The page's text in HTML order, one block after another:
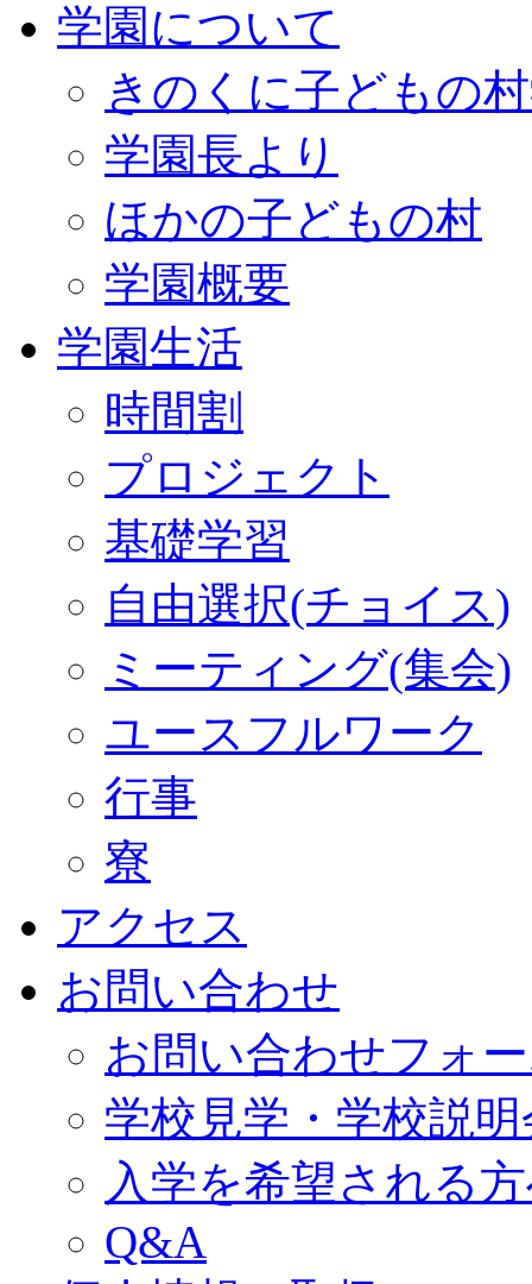
学園について
きのくに子どもの
学園長より
ほかの子どもの村
学園概要
学園生活
時間割
プロジェクト
基礎学習
自由選択(チョイス)
ミーティング(集会)
ユースフルワーク
行事
寮
アクセス
お問い合わせ
お問い合わせフォ
学校見学・学校説明
入学を希望される
Q&A